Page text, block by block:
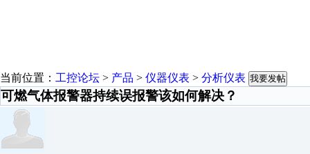
当前位置： 工控论坛 > 产品 > 仪器仪表 > 分析仪表 我要发帖
可燃气体报警器持续误报警该如何解决？